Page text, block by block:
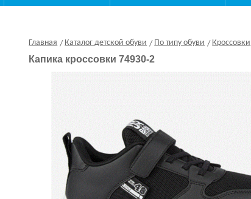
Главная Каталог детской обуви По типу обуви Кроссовки
Капика кроссовки 74930-2